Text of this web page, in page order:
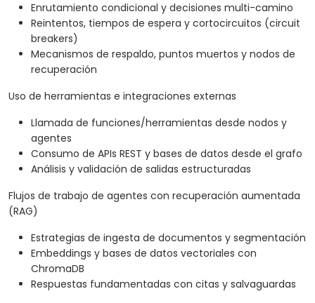
Enrutamiento condicional y decisiones multi-camino
Reintentos, tiempos de espera y cortocircuitos (circuit
breakers)
Mecanismos de respaldo, puntos muertos y nodos de
recuperación
Uso de herramientas e integraciones externas
Llamada de funciones/herramientas desde nodos y
agentes
Consumo de APIs REST y bases de datos desde el grafo
Análisis y validación de salidas estructuradas
Flujos de trabajo de agentes con recuperación aumentada
(RAG)
Estrategias de ingesta de documentos y segmentación
Embeddings y bases de datos vectoriales con
ChromaDB
Respuestas fundamentadas con citas y salvaguardas